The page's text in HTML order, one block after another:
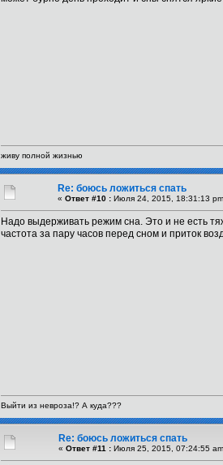
живу полной жизнью
Re: боюсь ложиться спать
« Ответ #10 : Июля 24, 2015, 18:31:13
Надо выдерживать режим сна. Это и не есть
частота за пару часов перед сном и приток
Выйти из невроза!? А куда???
Re: боюсь ложиться спать
« Ответ #11 : Июля 25, 2015, 07:24:55